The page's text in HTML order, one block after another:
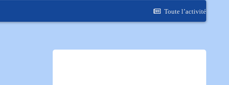
Toute l’activité